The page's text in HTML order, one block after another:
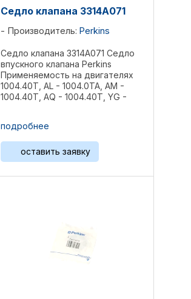
Седло клапана 3314A071
Производитель: Perkins
Седло клапана 3314A071 Седло
впускного клапана Perkins
Применяемость на двигателях
1004.40T, AL - 1004.0TA, AM -
1004.40T, AQ - 1004.40T, YG -
3056 Вес 0,032 ...
подробнее
оставить заявку